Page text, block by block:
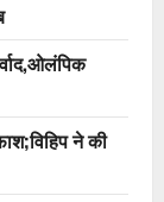
ने की